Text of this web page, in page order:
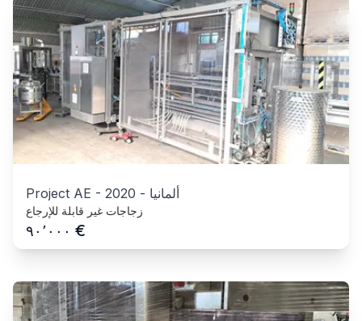
Project AE - 2020 - ألمانيا
زجاجات غير قابلة للإرجاع
٩٠٬٠٠٠ €